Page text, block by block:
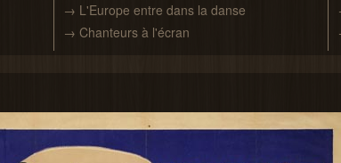
→ L'Europe entre dans la danse
→ Chanteurs à l'écran